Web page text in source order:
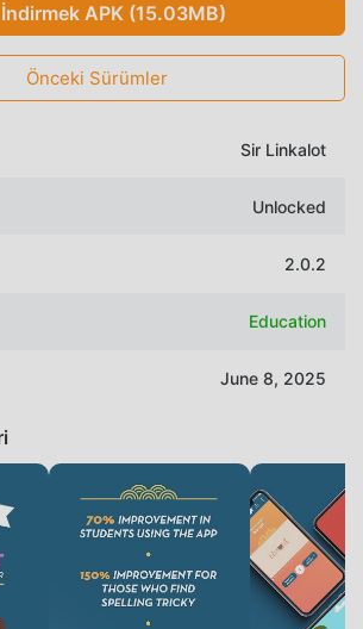
İndirmek APK (15.03MB)
Önceki Sürümler
Sir Linkalot
Unlocked
2.0.2
Education
June 8, 2025